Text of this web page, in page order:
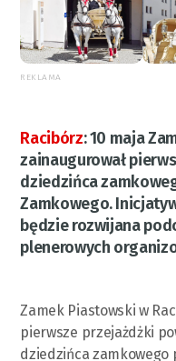
REKLAMA
Racibórz:10 maja
zainaugurował
dziedzińca
Zamkowego.
będzie rozwijana
plenerowych
Zamek Piastowski w
pierwsze przejażdżki
dziedzińca zamkowego